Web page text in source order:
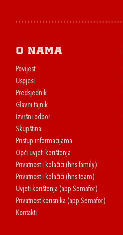
O nama
Povijest
Uspjesi
Predsjednik
Glavni tajnik
Izvršni odbor
Skupština
Pristup informacijama
Opći uvjeti korištenja
Privatnost i kolačići (hns.family)
Privatnost i kolačići (hns.team)
Uvjeti korištenja (app Semafor)
Privatnost korisnika (app Semafor)
Kontakti